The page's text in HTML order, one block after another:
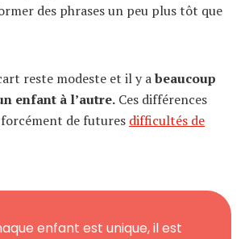
des phrases un peu plus tôt que
reste modeste et il y abeaucoup
enfant à l’autre. Ces différences
de futures difficultés de
enfant est unique, il est